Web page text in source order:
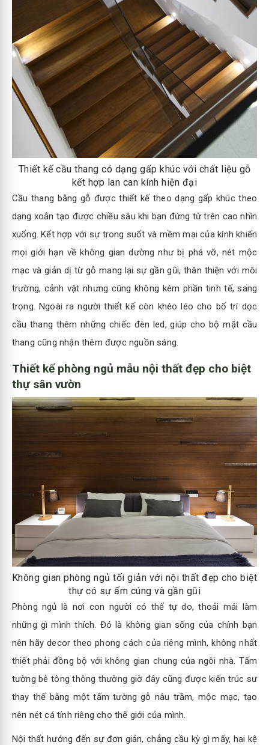
Thiết kế cầu thang có dạng gấp khúc với chất liệu gỗ
kết hợp lan can kính hiện đại
Cầu thang bằng gỗ được thiết kế theo dạng gấp khúc theo
dạng xoắn tạo được chiều sâu khi bạn đứng từ trên cao nhìn
xuống. Kết hợp với sự trong suốt và mềm mại của kính khiến
mọi giới hạn về không gian dường như bị phá vỡ, nét mộc
mạc và giản dị từ gỗ mang lại sự gần gũi, thân thiện với môi
trường, cảnh vật nhưng cũng không kém phần tinh tế, sang
trọng. Ngoài ra người thiết kế còn khéo léo cho bố trí dọc
cầu thang thêm những chiếc đèn led, giúp cho bộ mặt cầu
thang cũng nhận thêm được nguồn sáng.
Thiết kế phòng ngủ mẫu nội thất đẹp cho biệt
thự sân vườn
Không gian phòng ngủ tối giản với nội thất đẹp cho biệt
thự có sự ấm cúng và gần gũi
Phòng ngủ là nơi con người có thể tự do, thoải mái làm
những gì mình thích. Đó là không gian sống của chính bạn
nên hãy decor theo phong cách của riêng mình, không nhất
thiết phải đồng bộ với không gian chung của ngôi nhà. Tấm
tường bê tông thông thường giờ đây cũng được kiến trúc sư
thay thế bằng một tấm tường gỗ nâu trầm, mộc mạc, tạo
nên nét cá tính riêng cho thế giới của mình.
Nội thất hướng đến sự đơn giản, chẳng cầu kỳ gì mấy, hai kệ